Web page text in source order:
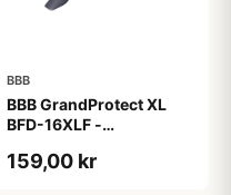
BBB
BBB GrandProtect XL
BFD-16XLF -
Sort
159,00 kr